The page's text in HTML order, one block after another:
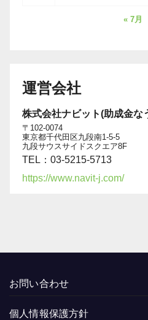
« 7月
運営会社
株式会社ナビット(助成金な
〒102-0074
東京都千代田区九段南1-5-5
九段サウスサイドスクエア8F
TEL：03-5215-5713
https://www.navit-j.com/
お問い合わせ
個人情報保護方針